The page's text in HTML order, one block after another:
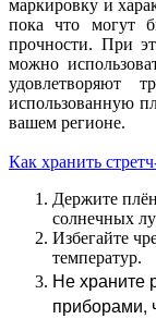
маркировку и
пока что могут
прочности. При
можно
удовлетворяют
использованную
вашем регионе.
Как хранить
Держите
солнечных
Избегайте
температур.
Не храните
приборами,